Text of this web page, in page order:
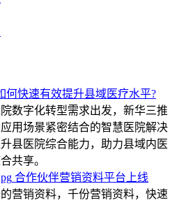
何快速有效提升县域医疗水平?
数字化转型需求出发，新华三推
用场景紧密结合的智慧医院解决
县医院综合能力，助力县域内医
共享。
合作伙伴营销资料平台上线
营销资料，千份营销资料，快速